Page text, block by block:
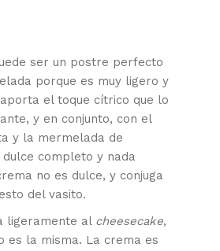
ser un postre perfecto
porque es muy ligero y
el toque cítrico que lo
y en conjunto, con el
y la mermelada de
completo y nada
no es dulce, y conjuga
del vasito.
ligeramente al cheesecake,
es la misma. La crema es